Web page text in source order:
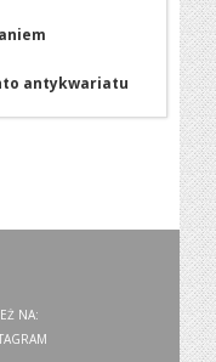
antykwariatu
NA: